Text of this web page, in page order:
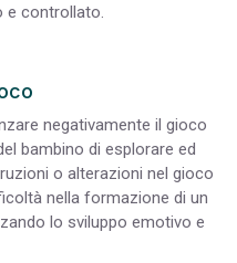
e controllato.
negativamente il gioco
bambino di esplorare ed
o alterazioni nel gioco
nella formazione di un
lo sviluppo emotivo e